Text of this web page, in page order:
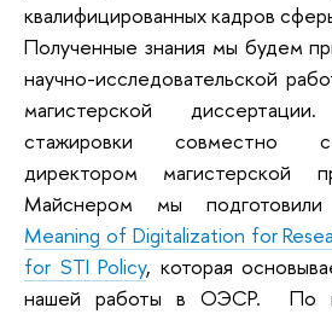
квалифицированных кадров
Полученные знания мы будем
научно-исследовательской
магистерской
стажировки совместно
директором магистерской
Майснером мы
Meaning of Digitalization for
for STI Policy, которая
нашей работы в ОЭСР. По